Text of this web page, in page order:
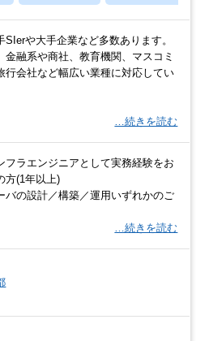
や大手企業など多数あります。
金融系や商社、教育機関、マスコミ
行会社など幅広い業種に対応してい
…続きを読む
ラエンジニアとして実務経験をお
方(1年以上)
バの設計／構築／運用いずれかのご
…続きを読む